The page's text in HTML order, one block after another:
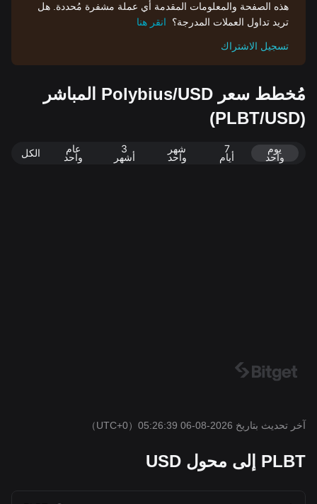
هذه الصفحة والمعلومات المقدمة أي عملة مشفرة مُحددة. هل
تريد تداول العملات المدرجة؟
انقر هنا
تسجيل الاشتراك
مُخطط سعر Polybius/USD المباشر
(PLBT/USD)
يوم
واحد
7
أيام
شهر
واحد
3
أشهر
عام
واحد الكل
آخر تحديث بتاريخ 2026-08-06 05:26:39 （UTC+0）
PLBT إلى محول USD